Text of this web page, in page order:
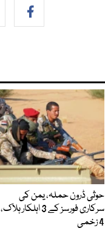
حوثی ڈرون حملہ، یمن کی
سرکاری فورسز کے 3 اہلکار ہلاک،
4 زخمی